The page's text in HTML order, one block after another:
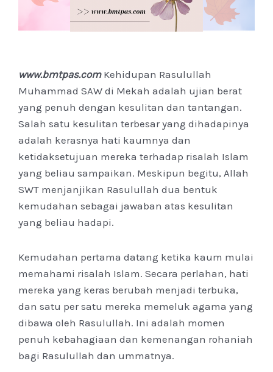
www.bmtpas.comKehidupan Rasulullah
Muhammad SAW di Mekah adalah ujian berat
yang penuh dengan kesulitan dan tantangan.
Salah satu kesulitan terbesar yang dihadapinya
adalah kerasnya hati kaumnya dan
ketidaksetujuan mereka terhadap risalah Islam
yang beliau sampaikan. Meskipun begitu, Allah
SWT menjanjikan Rasulullah dua bentuk
kemudahan sebagai jawaban atas kesulitan
yang beliau hadapi.
Kemudahan pertama datang ketika kaum mulai
memahami risalah Islam. Secara perlahan, hati
mereka yang keras berubah menjadi terbuka,
dan satu per satu mereka memeluk agama yang
dibawa oleh Rasulullah. Ini adalah momen
penuh kebahagiaan dan kemenangan rohaniah
bagi Rasulullah dan ummatnya.